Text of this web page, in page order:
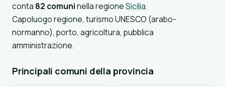
conta 82 comuninella regioneSicilia.
Capoluogo regione, turismo UNESCO (arabo-
normanno), porto, agricoltura, pubblica
amministrazione.
Principali comuni della provincia